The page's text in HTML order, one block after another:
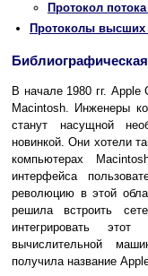
Протокол
Протоколы высших
В начале 1980 гг. Apple
Macintosh. Инженеры
станут насущной
новинкой. Они хотели
компьютерах
интерфейса
революцию в этой
решила встроить
интегрировать
вычислительной
получила название